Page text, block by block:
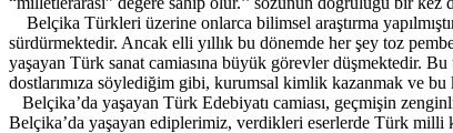
Belçika Türkleri üzerine onlarca bilimsel araştırma
sürdürmektedir. Ancak elli yıllık bu dönemde her şey toz
yaşayan Türk sanat camiasına büyük görevler düşmektedir.
dostlarımıza söylediğim gibi, kurumsal kimlik kazanmak ve
Belçika’da yaşayan Türk Edebiyatı camiası, geçmişin
Belçika’da yaşayan ediplerimiz, verdikleri eserlerde Türk